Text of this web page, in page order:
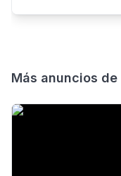
Más anuncios de